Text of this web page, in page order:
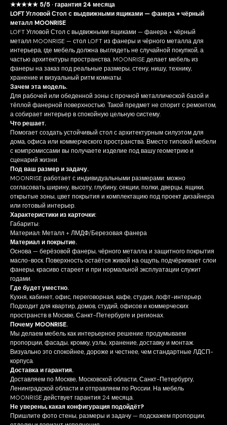
★★★★★ 5/5 · гарантия 24 месяца
LOFT Угловой Стол с выдвижными ящиками — фанера + чёрный
металл MOONRISE
LOFT Угловой Стол с выдвижными ящиками — фанера + чёрный
металл MOONRISE — стол LOFT из фанеры и чёрного металла для
интерьера, где мебель должна выглядеть не случайной покупкой, а
частью архитектуры пространства. MOONRISE делает мебель из
фанеры на заказ под реальные размеры, стену, нишу, технику,
хранение и визуальный ритм комнаты.
Зачем эта модель.
Для рабочей или обеденной зоны с прочной металлической базой и
тёплой фанерной поверхностью. Такой предмет не спорит с ремонтом,
а собирает интерьер в спокойную цельную систему.
Что решает.
Помогает создать устойчивый стол с архитектурным силуэтом для
дома, офиса или коммерческого пространства. Вместо типовой мебели
с компромиссами вы получаете изделие под вашу геометрию и
сценарий жизни.
Под ваш размер и задачу.
MOONRISE работает с индивидуальными размерами: можно
согласовать ширину, высоту, глубину, секции, полки, дверцы, ящики,
открытые зоны, цвет покрытия и комплектацию под проект дизайнера
или готовый интерьер.
Характеристики из карточки:
Габариты:
Материал: Металл + ЛМДФ/Березовая фанера
Материал и покрытие.
Основа — берёзовой фанеры, чёрного металла и защитного покрытия
масло-воск. Поверхность остаётся живой на ощупь, подчёркивает слои
фанеры, красиво стареет и при нормальной эксплуатации служит
годами.
Где будет уместно.
Кухня, кабинет, офис, переговорная, кафе, студия, лофт-интерьер.
Подходит для квартир, домов, студий, офисов и коммерческих
пространств в Москве, Санкт-Петербурге и регионах.
Почему MOONRISE.
Мы делаем мебель как интерьерное решение: продумываем
пропорции, фасады, кромку, узлы, хранение, доставку и монтаж.
Визуально это спокойнее, дороже и честнее, чем стандартные ЛДСП-
корпуса.
Доставка и гарантия.
Доставляем по Москве, Московской области, Санкт-Петербургу,
Ленинградской области и отправляем по России. На мебель
MOONRISE действует гарантия 24 месяца.
Не уверены, какая конфигурация подойдёт?
Пришлите фото стены, размеры и задачу — подскажем пропорции,